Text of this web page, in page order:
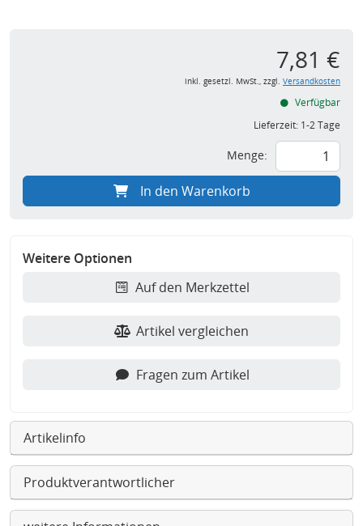
7,81 €
inkl. gesetzl. MwSt., zzgl. Versandkosten
Verfügbar
Lieferzeit: 1-2 Tage
Menge:
In den Warenkorb
Weitere Optionen
Auf den Merkzettel
Artikel vergleichen
Fragen zum Artikel
Artikelinfo
Produktverantwortlicher